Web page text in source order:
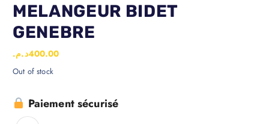
MELANGEUR BIDET
GENEBRE
400.00د.م.
Out of stock
Paiement sécurisé